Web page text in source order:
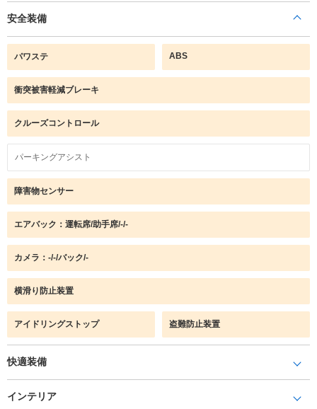
安全装備
パワステ ABS
衝突被害軽減ブレーキ
クルーズコントロール
パーキングアシスト
障害物センサー
エアバック：運転席/助手席/-/-
カメラ：-/-/バック/-
横滑り防止装置
アイドリングストップ 盗難防止装置
快適装備
インテリア